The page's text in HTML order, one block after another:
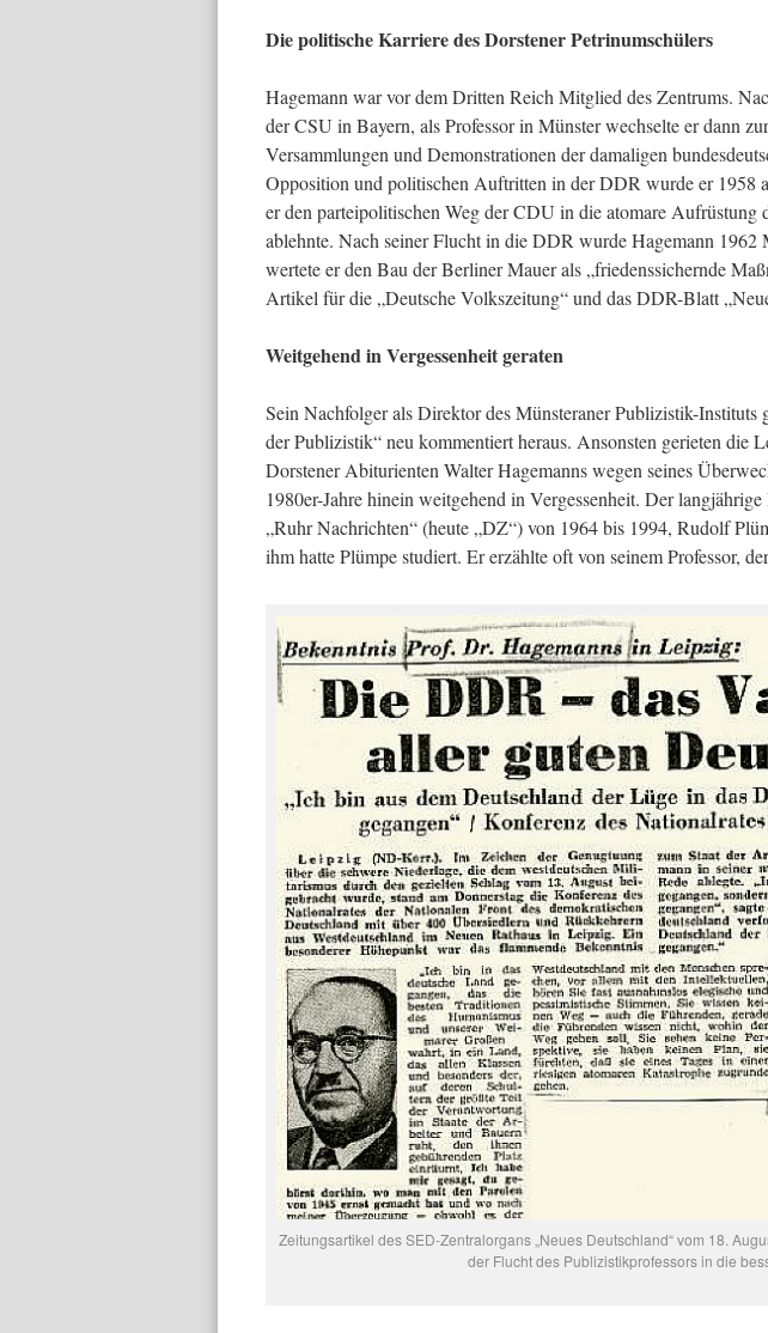
Die politische Karriere des Dorstener Petrinumschülers
Hagemann war vor dem Dritten Reich Mitglied des Zentrums.
der CSU in Bayern, als Professor in Münster wechselte er dann
Versammlungen und Demonstrationen der damaligen
Opposition und politischen Auftritten in der DDR wurde er 1958
er den parteipolitischen Weg der CDU in die atomare Aufrüstung
ablehnte. Nach seiner Flucht in die DDR wurde Hagemann
wertete er den Bau der Berliner Mauer als „friedenssichernde
Artikel für die „Deutsche Volkszeitung“ und das DDR-Blatt
Weitgehend in Vergessenheit geraten
Sein Nachfolger als Direktor des Münsteraner Publizistik-Instituts
der Publizistik“ neu kommentiert heraus. Ansonsten gerieten die
Dorstener Abiturienten Walter Hagemanns wegen seines
1980er-Jahre hinein weitgehend in Vergessenheit. Der
„Ruhr Nachrichten“ (heute „DZ“) von 1964 bis 1994, Rudolf
ihm hatte Plümpe studiert. Er erzählte oft von seinem Professor,
Zeitungsartikel des SED-Zentralorgans „Neues Deutschland“ vom 18.
der Flucht des Publizistikprofessors in die